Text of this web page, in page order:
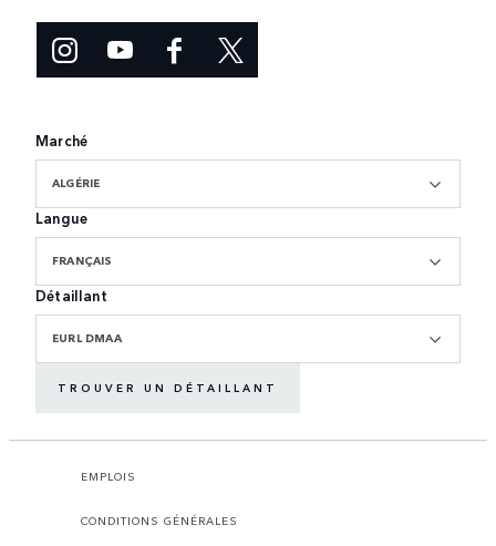
Marché
ALGÉRIE
Langue
FRANÇAIS
Détaillant
EURL DMAA
TROUVER UN DÉTAILLANT
EMPLOIS
CONDITIONS GÉNÉRALES